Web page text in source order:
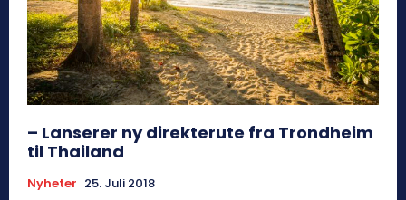
– Lanserer ny direkterute fra Trondheim
til Thailand
Nyheter 25. Juli 2018